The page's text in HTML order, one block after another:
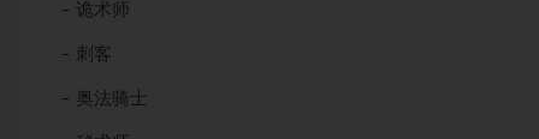
– 诡术师
– 刺客
– 奥法骑士